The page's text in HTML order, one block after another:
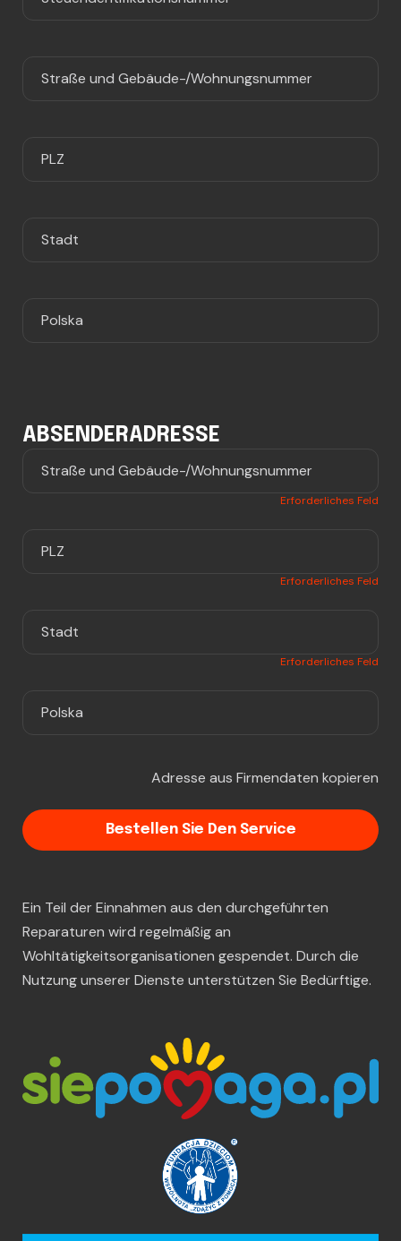
ABSENDERADRESSE
Erforderliches Feld
Erforderliches Feld
Erforderliches Feld
Adresse aus Firmendaten kopieren
Bestellen Sie Den Service
Ein Teil der Einnahmen aus den durchgeführten
Reparaturen wird regelmäßig an
Wohltätigkeitsorganisationen gespendet. Durch die
Nutzung unserer Dienste unterstützen Sie Bedürftige.